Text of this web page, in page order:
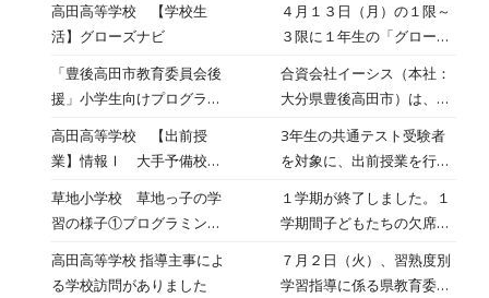
高田高等学校 【学校生
活】グローズナビ
４月１３日（月）の１限～
３限に１年生の「グロース
験方式）」を実施されまし
た。実施科目は国語・数
学・英語の３教科で、どの
生徒も時間いっぱい集中し
てテストに臨むことができ
ました。 「グロースナビ」
は試験結果が即日返却さ
れ、やり直しや復習に役立
てることができます。自宅
「豊後高田市教育委員会後
援」小学生向けプログラミ
合資会社イーシス（本社：
大分県豊後高田市）は、地
小学生から高校生、さらに
社会人まで一貫して学べる
学びの場を展開していま
す。 このたび、その入口と
なる小学生向けプログラミ
ング体験会（当面は小学校
高田高等学校 【出前授
業】情報Ⅰ 大手予備校講
3年生の共通テスト受験者
を対象に、出前授業を行い
校の講師、植垣先生をお招
きし、講義をしていただき
ました。各単元の成績アッ
プのアドバイスがあり、効
草地小学校 草地っ子の学
習の様子①プログラミング
１学期が終了しました。１
学期間子どもたちの欠席も
に毎日過ごしました。１学
高田高等学校 指導主事によ
る学校訪問がありました
７月２日（火）、習熟度別
学習指導に係る県教育委員